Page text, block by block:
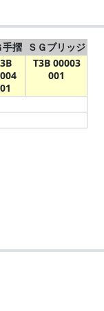
手摺 ＳＧブリッジ
T3B 00003
001